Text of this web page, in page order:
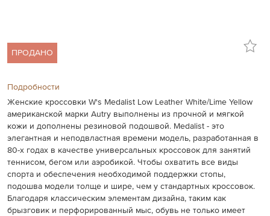
ПРОДАНО
Подробности
Женские кроссовки W's Medalist Low Leather White/Lime Yellow
американской марки Autry выполнены из прочной и мягкой
кожи и дополнены резиновой подошвой. Medalist - это
элегантная и неподвластная времени модель, разработанная в
80-х годах в качестве универсальных кроссовок для занятий
теннисом, бегом или аэробикой. Чтобы охватить все виды
спорта и обеспечения необходимой поддержки стопы,
подошва модели толще и шире, чем у стандартных кроссовок.
Благодаря классическим элементам дизайна, таким как
брызговик и перфорированный мыс, обувь не только имеет